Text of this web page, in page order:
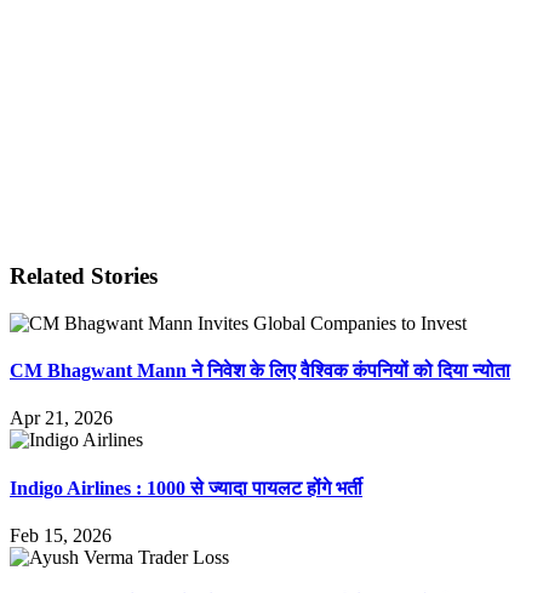
Related Stories
CM Bhagwant Mann ने निवेश के लिए वैश्विक कंपनियों को दिया न्योता
Apr 21, 2026
Indigo Airlines : 1000 से ज्यादा पायलट होंगे भर्ती
Feb 15, 2026